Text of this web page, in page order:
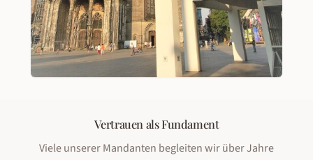
Vertrauen als Fundament
Viele unserer Mandanten begleiten wir über Jahre